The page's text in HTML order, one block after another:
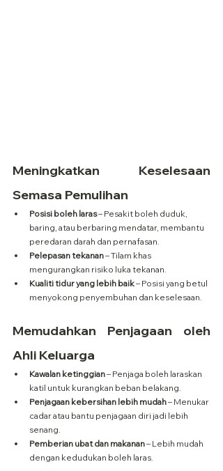
Meningkatkan Keselesaan
Semasa Pemulihan
Posisi boleh laras – Pesakit boleh duduk,
baring, atau berbaring mendatar, membantu
peredaran darah dan pernafasan.
Pelepasan tekanan – Tilam khas
mengurangkan risiko luka tekanan.
Kualiti tidur yang lebih baik – Posisi yang betul
menyokong penyembuhan dan keselesaan.
Memudahkan Penjagaan oleh
Ahli Keluarga
Kawalan ketinggian – Penjaga boleh laraskan
katil untuk kurangkan beban belakang.
Penjagaan kebersihan lebih mudah – Menukar
cadar atau bantu penjagaan diri jadi lebih
senang.
Pemberian ubat dan makanan – Lebih mudah
dengan kedudukan boleh laras.